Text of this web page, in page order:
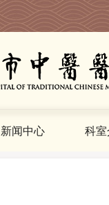
新闻中心 科
首页>就医流程